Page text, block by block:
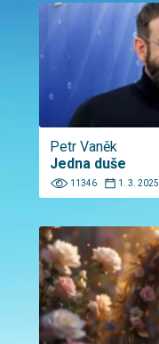
Petr Vaněk
Jedna duše
11346 1. 3. 2025